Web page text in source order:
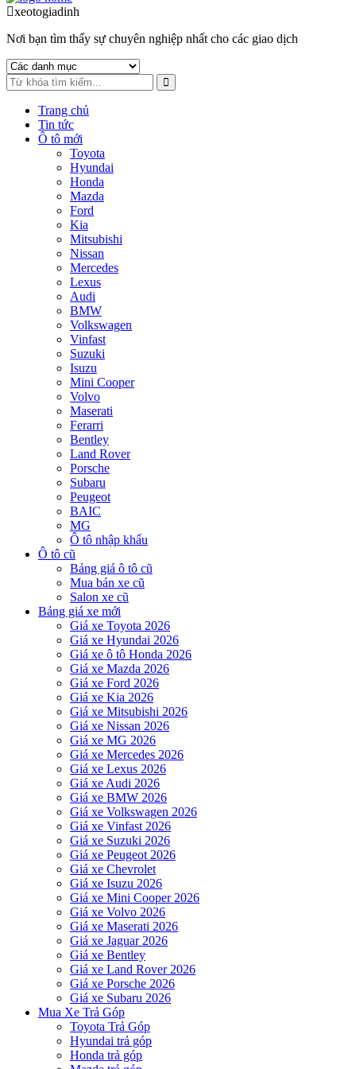
to
toxeotogiadinh
Nơi bạn tìm thấy sự chuyên nghiệp nhất cho các giao dịch
Trang chủ
Tin tức
Ô tô mới
Toyota
Hyundai
Honda
Mazda
Ford
Kia
Mitsubishi
Nissan
Mercedes
Lexus
Audi
BMW
Volkswagen
Vinfast
Suzuki
Isuzu
Mini Cooper
Volvo
Maserati
Ferarri
Bentley
Land Rover
Porsche
Subaru
Peugeot
BAIC
MG
Ô tô nhập khẩu
Ô tô cũ
Bảng giá ô tô cũ
Mua bán xe cũ
Salon xe cũ
Bảng giá xe mới
Giá xe Toyota 2026
Giá xe Hyundai 2026
Giá xe ô tô Honda 2026
Giá xe Mazda 2026
Giá xe Ford 2026
Giá xe Kia 2026
Giá xe Mitsubishi 2026
Giá xe Nissan 2026
Giá xe MG 2026
Giá xe Mercedes 2026
Giá xe Lexus 2026
Giá xe Audi 2026
Giá xe BMW 2026
Giá xe Volkswagen 2026
Giá xe Vinfast 2026
Giá xe Suzuki 2026
Giá xe Peugeot 2026
Giá xe Chevrolet
Giá xe Isuzu 2026
Giá xe Mini Cooper 2026
Giá xe Volvo 2026
Giá xe Maserati 2026
Giá xe Jaguar 2026
Giá xe Bentley
Giá xe Land Rover 2026
Giá xe Porsche 2026
Giá xe Subaru 2026
Mua Xe Trả Góp
Toyota Trả Góp
Hyundai trả góp
Honda trả góp